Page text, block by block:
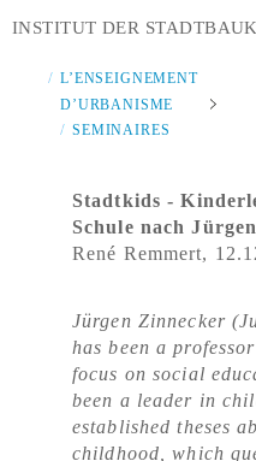
INSTITUT DER
L’ENSEIGNEMENT
D’URBANISME
SEMINAIRES
Stadtkids -
Schule nach
René Remmert,
Jürgen Zinnecker
has been a
focus on social
been a leader in
established theses
childhood, which